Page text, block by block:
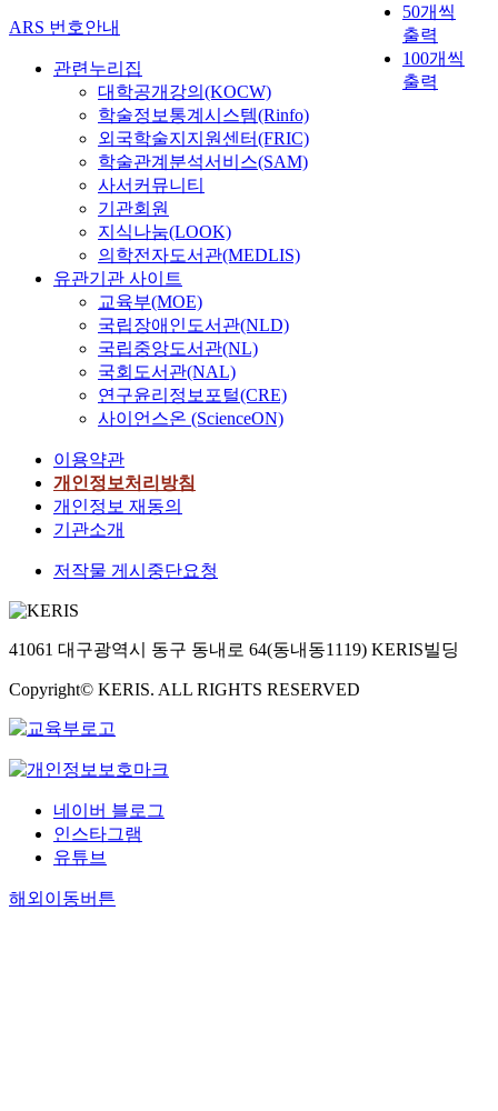
50개씩
출력
100개씩
출력
ARS 번호안내
관련누리집
대학공개강의(KOCW)
학술정보통계시스템(Rinfo)
외국학술지지원센터(FRIC)
학술관계분석서비스(SAM)
사서커뮤니티
기관회원
지식나눔(LOOK)
의학전자도서관(MEDLIS)
유관기관 사이트
교육부(MOE)
국립장애인도서관(NLD)
국립중앙도서관(NL)
국회도서관(NAL)
연구윤리정보포털(CRE)
사이언스온 (ScienceON)
이용약관
개인정보처리방침
개인정보 재동의
기관소개
저작물 게시중단요청
41061 대구광역시 동구 동내로 64(동내동1119) KERIS빌딩
Copyright© KERIS. ALL RIGHTS RESERVED
네이버 블로그
인스타그램
유튜브
해외이동버튼